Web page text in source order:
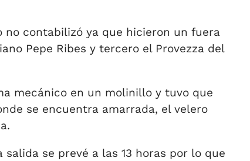
no contabilizó ya que hicieron un fuera
Pepe Ribes y tercero el Provezza del
mecánico en un molinillo y tuvo que
se encuentra amarrada, el velero
se prevé a las 13 horas por lo que